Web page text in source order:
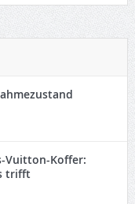
Vuitton-Koffer:
trifft